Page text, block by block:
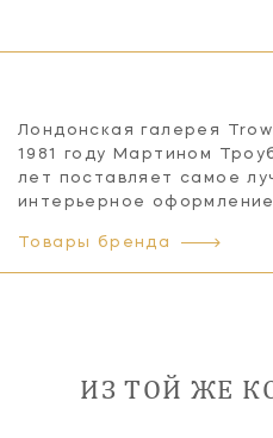
Лондонская галерея
1981 году Мартином
лет поставляет самое
интерьерное оформление
Товары бренда
ИЗ ТОЙ ЖЕ